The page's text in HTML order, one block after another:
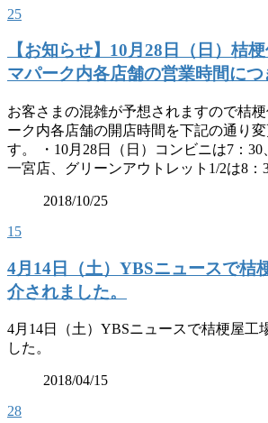
25
【お知らせ】10月28日（日）桔
マパーク内各店舗の営業時間につ
お客さまの混雑が予想されますので桔
ーク内各店舗の開店時間を下記の通り
す。 ・10月28日（日）コンビニは7：30
一宮店、グリーンアウトレット1/2は8
2018/10/25
15
4月14日（土）YBSニュースで桔
介されました。
4月14日（土）YBSニュースで桔梗屋工
した。
2018/04/15
28